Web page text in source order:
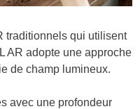
traditionnels qui utilisent
AR adopte une approche
de champ lumineux.
avec une profondeur